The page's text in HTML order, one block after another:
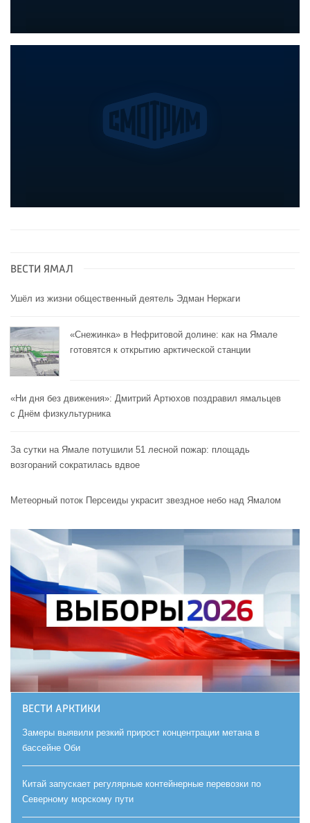
ВЕСТИ ЯМАЛ
Ушёл из жизни общественный деятель Эдман Неркаги
«Снежинка» в Нефритовой долине: как на Ямале
готовятся к открытию арктической станции
«Ни дня без движения»: Дмитрий Артюхов поздравил ямальцев
с Днём физкультурника
За сутки на Ямале потушили 51 лесной пожар: площадь
возгораний сократилась вдвое
Метеорный поток Персеиды украсит звездное небо над Ямалом
ВЕСТИ АРКТИКИ
Замеры выявили резкий прирост концентрации метана в
бассейне Оби
Китай запускает регулярные контейнерные перевозки по
Северному морскому пути